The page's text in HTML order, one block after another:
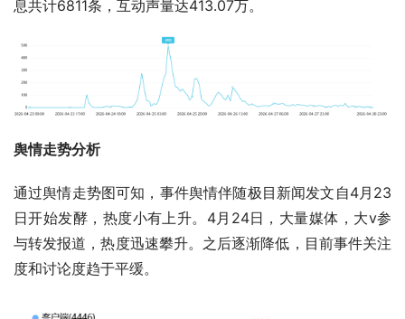
息共计6811条，互动声量达413.07万。
舆情走势分析
通过舆情走势图可知，事件舆情伴随极目新闻发文自4月23
日开始发酵，热度小有上升。4月24日，大量媒体，大v参
与转发报道，热度迅速攀升。之后逐渐降低，目前事件关注
度和讨论度趋于平缓。